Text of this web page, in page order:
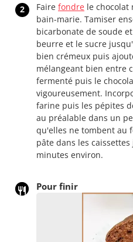
2 Faire fondre le chocolat
bain-marie. Tamiser
bicarbonate de soude
beurre et le sucre
bien crémeux puis
mélangeant bien entre
fermenté puis le
vigoureusement.
farine puis les pépites
au préalable dans un
qu'elles ne tombent au
pâte dans les
minutes environ.
Pour finir